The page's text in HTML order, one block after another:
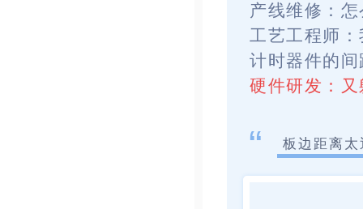
产线维修： 怎
工艺工程师：
计时器件的
硬件研发：
“ 板边距离